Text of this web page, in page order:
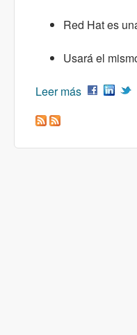
Red Hat es
Usará el
Leer más sobre